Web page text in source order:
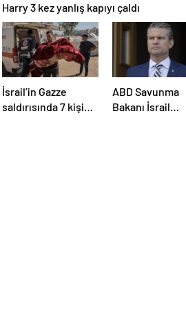
Harry 3 kez yanlış kapıyı çaldı
İsrail’in Gazze
saldırısında 7 kişi
ABD Savunma
Bakanı İsrail